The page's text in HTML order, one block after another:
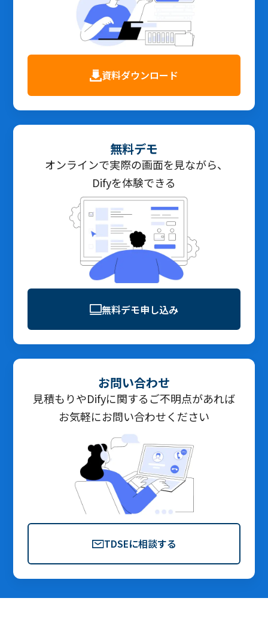
資料ダウンロード
無料デモ
オンラインで実際の画面を見ながら、
Difyを体験できる
無料デモ申し込み
お問い合わせ
見積もりやDifyに関するご不明点があれば
お気軽にお問い合わせください
TDSEに相談する